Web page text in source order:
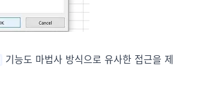
기능도 마법사 방식으로 유사한 접근을 제